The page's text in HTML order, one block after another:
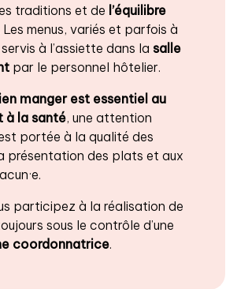
traditions et de l’équilibre
Les menus, variés et parfois à
à l’assiette dans la salle
par le personnel hôtelier.
manger est essentiel au
à la santé, une attention
portée à la qualité des
présentation des plats et aux
participez à la réalisation de
sous le contrôle d’une
coordonnatrice.